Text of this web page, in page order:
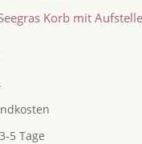
Korb mit
3-5 Tage